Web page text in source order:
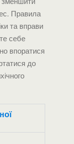
Правила
та вправи
себе
впоратися
до